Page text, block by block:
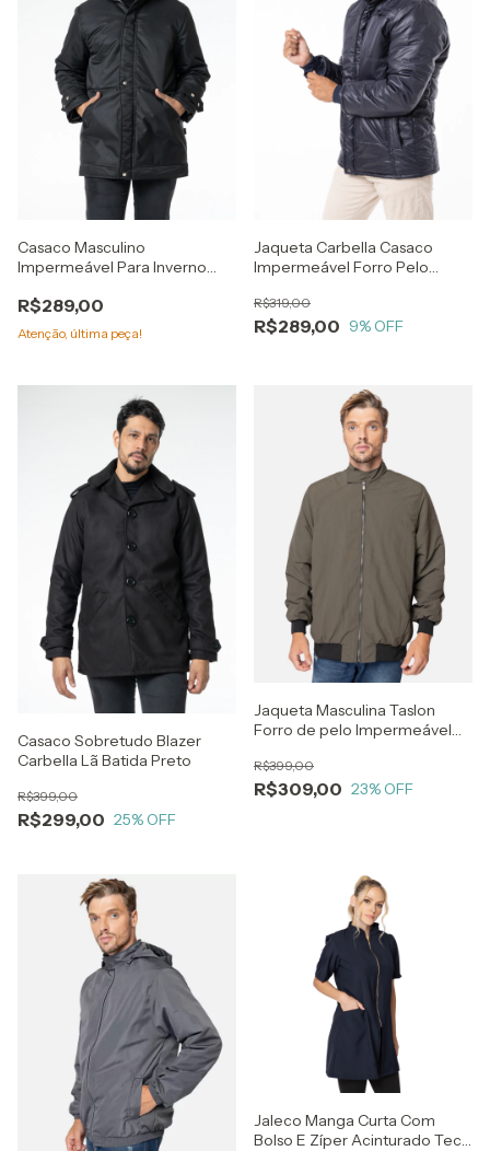
Casaco Masculino
Impermeável Para Inverno
R$289,00
Atenção, última peça!
Jaqueta Carbella Casaco
Impermeável Forro Pelo
R$289,00
R$319,00
9% OFF
Casaco Sobretudo Blazer
Carbella Lã Batida Preto
R$299,00
R$399,00
25% OFF
Jaqueta Masculina Taslon
Forro de pelo Impermeável
R$309,00
R$399,00
23% OFF
Jaleco Manga Curta Com
Bolso E Zíper Acinturado Tec